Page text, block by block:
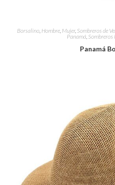
Borsalino, Hombre, Mujer, Sombreros de
Panamá Sombreros
Panamá